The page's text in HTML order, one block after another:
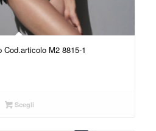
M2 8815-1
Scegli